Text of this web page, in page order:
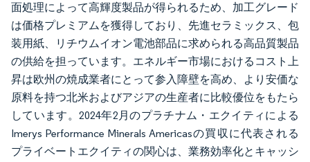
面処理によって高輝度製品が得られるため、加工グレード
は価格プレミアムを獲得しており、先進セラミックス、包
装用紙、リチウムイオン電池部品に求められる高品質製品
の供給を担っています。エネルギー市場におけるコスト上
昇は欧州の焼成業者にとって参入障壁を高め、より安価な
原料を持つ北米およびアジアの生産者に比較優位をもたら
しています。2024年2月のプラチナム・エクイティによる
Imerys Performance Minerals Americasの買収に代表される
プライベートエクイティの関心は、業務効率化とキャッシ